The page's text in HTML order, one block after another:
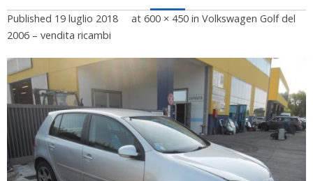
CONTATTI
Published 19 luglio 2018 at 600 × 450 in Volkswagen Golf del
2006 – vendita ricambi